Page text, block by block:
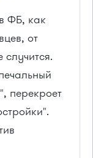
ФБ, как
от
перекроет